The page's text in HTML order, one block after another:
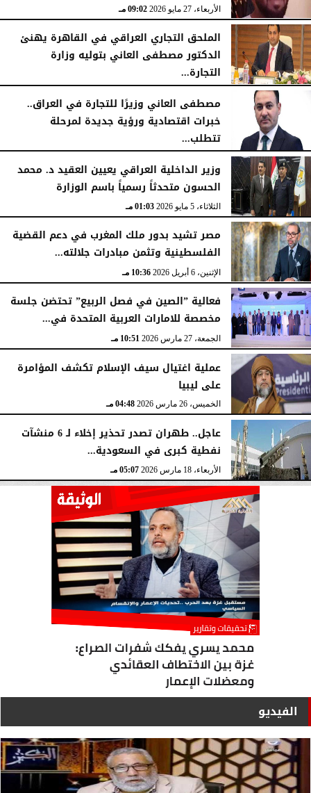
الأربعاء، 27 مايو 2026 09:02 مـ
الملحق التجاري العراقي في القاهرة يهنئ
الدكتور مصطفى العاني بتوليه وزارة
التجارة...
الجمعة، 15 مايو 2026
مصطفى العاني وزيرًا للتجارة في العراق..
خبرات اقتصادية ورؤية جديدة لمرحلة
تتطلب...
الجمعة، 15 مايو 2026 06:21 مـ
وزير الداخلية العراقي يعيين العقيد د. محمد
الحسون متحدثاً رسمياً باسم الوزارة
الثلاثاء، 5 مايو 2026 01:03 مـ
مصر تشيد بدور ملك المغرب في دعم القضية
الفلسطينية وتثمن مبادرات جلالته...
الإثنين، 6 أبريل 2026 10:36 مـ
فعالية ”الصين في فصل الربيع” تحتضن جلسة
مخصصة للامارات العربية المتحدة في...
الجمعة، 27 مارس 2026 10:51 مـ
عملية اغتيال سيف الإسلام تكشف المؤامرة
على ليبيا
الخميس، 26 مارس 2026 04:48 مـ
عاجل.. طهران تصدر تحذير إخلاء لـ 6 منشآت
نفطية كبرى في السعودية...
الأربعاء، 18 مارس 2026 05:07 مـ
الفيديو